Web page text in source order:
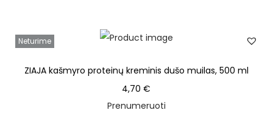
Neturime
ZIAJA kašmyro proteinų kreminis dušo muilas, 500 ml
4,70€
Prenumeruoti